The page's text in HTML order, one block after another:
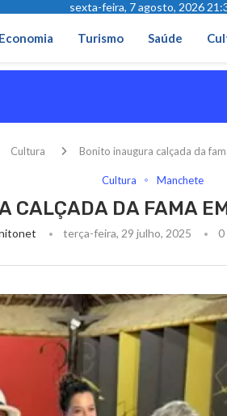
sexta-feira, 7 agosto, 2026
Economia Turismo Saúde
Cultura Bonito inaugura calçada da
Cultura Manchete
CALÇADA DA FAMA
terça-feira, 29 julho, 2025 0